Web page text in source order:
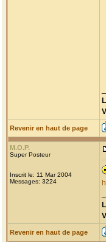
Revenir en haut de page
M.O.P.
Super Posteur
Inscrit le: 11 Mar 2004
Messages: 3224
Revenir en haut de page